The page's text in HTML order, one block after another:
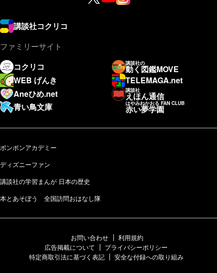
講談社コクリコ
ファミリーサイト
コクリコ
講談社の
動く図鑑MOVE
WEB げんき
TELEMAGA.net
Aneひめ.net
講談社
えほん通信
青い鳥文庫
はやみねかおる FAN CLUB
赤い夢学園
ボンボンアカデミー
ディズニーファン
講談社の学習まんが 日本の歴史
本とあそぼう 全国訪問おはなし隊
お問い合わせ
利用規約
広告掲載について
プライバシーポリシー
特定商取引法に基づく表記
安全な付録への取り組み